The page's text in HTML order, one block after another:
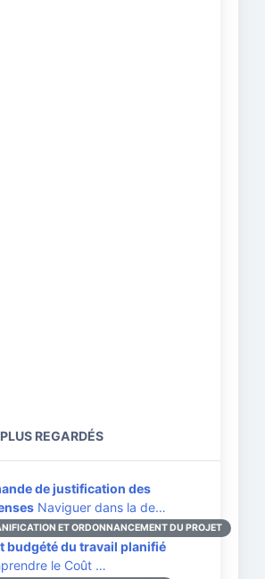
REGARDÉS
de justification des
Naviguer dans la de…
ET ORDONNANCEMENT DU PROJET
budgété du travail planifié
le Coût …